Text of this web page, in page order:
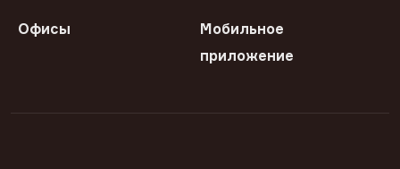
Офисы
Мобильное
приложение